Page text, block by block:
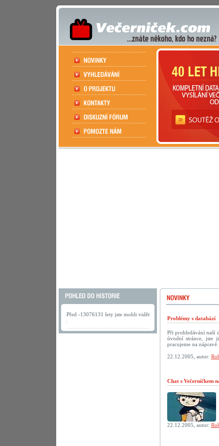
Před -13076131 lety jste mohli vidět
Problémy s databází
Při prohledávání naší
úvodní stránce, jste
pracujeme na
22.12.2005, autor:
Chat s Večerníčkem
22.12.2005, autor: